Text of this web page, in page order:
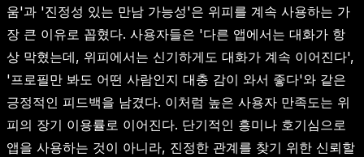
움'과 '진정성 있는 만남 가능성'은 위피를 계속 사용하는 가
장 큰 이유로 꼽혔다. 사용자들은 '다른 앱에서는 대화가 항
상 막혔는데, 위피에서는 신기하게도 대화가 계속 이어진다',
'프로필만 봐도 어떤 사람인지 대충 감이 와서 좋다'와 같은
긍정적인 피드백을 남겼다. 이처럼 높은 사용자 만족도는 위
피의 장기 이용률로 이어진다. 단기적인 흥미나 호기심으로
앱을 사용하는 것이 아니라, 진정한 관계를 찾기 위한 신뢰할